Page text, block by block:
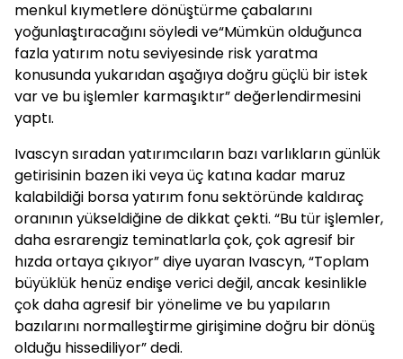
menkul kıymetlere dönüştürme çabalarını
yoğunlaştıracağını söyledi ve“Mümkün olduğunca
fazla yatırım notu seviyesinde risk yaratma
konusunda yukarıdan aşağıya doğru güçlü bir istek
var ve bu işlemler karmaşıktır” değerlendirmesini
yaptı.
Ivascyn sıradan yatırımcıların bazı varlıkların günlük
getirisinin bazen iki veya üç katına kadar maruz
kalabildiği borsa yatırım fonu sektöründe kaldıraç
oranının yükseldiğine de dikkat çekti. “Bu tür işlemler,
daha esrarengiz teminatlarla çok, çok agresif bir
hızda ortaya çıkıyor” diye uyaran Ivascyn, “Toplam
büyüklük henüz endişe verici değil, ancak kesinlikle
çok daha agresif bir yönelime ve bu yapıların
bazılarını normalleştirme girişimine doğru bir dönüş
olduğu hissediliyor” dedi.